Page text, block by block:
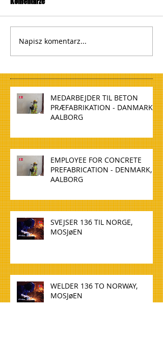
Napisz komentarz...
MEDARBEJDER TIL BETON
PRÆFABRIKATION - DANMARK,
AALBORG
EMPLOYEE FOR CONCRETE
PREFABRICATION - DENMARK,
AALBORG
SVEJSER 136 TIL NORGE,
MOSJøEN
WELDER 136 TO NORWAY,
MOSJøEN